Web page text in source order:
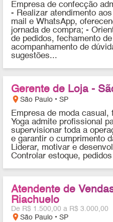
Empresa de confecção
- Realizar atendimento
mail e WhatsApp,
jornada de compra; -
de pedidos, fechamento
acompanhamento de
sugestões...
Gerente de Loja -
location_onSão Paulo • SP
Empresa de moda
Yoga admite profissional
supervisionar toda a
e garantir o cumprimento
Liderar, motivar e
Controlar estoque,
Atendente de
Riachuelo
De R$ 1.500,00 a R$ 3.000,00
location_onSão Paulo • SP